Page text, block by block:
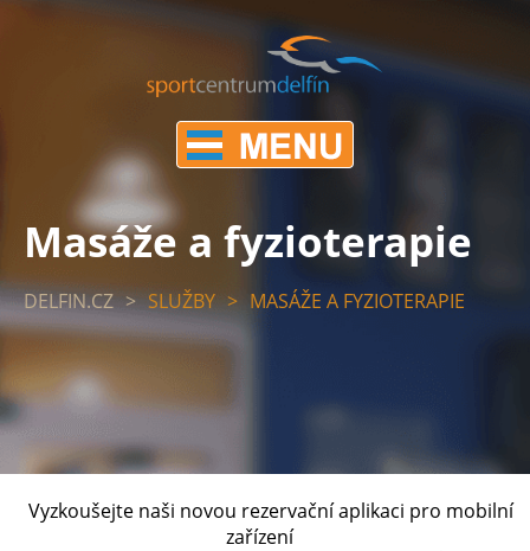
Masáže a fyzioterapie
DELFIN.CZ > SLUŽBY > MASÁŽE A FYZIOTERAPIE
Vyzkoušejte naši novou rezervační aplikaci pro mobilní
zařízení